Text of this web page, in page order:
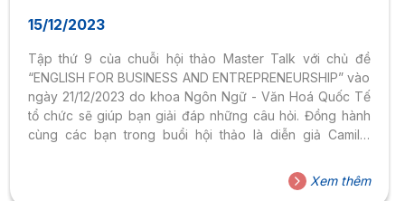
15/12/2023
Tập thứ 9 của chuỗi hội thảo Master Talk với chủ đề
“ENGLISH FOR BUSINESS AND ENTREPRENEURSHIP” vào
ngày 21/12/2023 do khoa Ngôn Ngữ - Văn Hoá Quốc Tế
tổ chức sẽ giúp bạn giải đáp những câu hỏi. Đồng hành
cùng các bạn trong buổi hội thảo là diễn giả Camille
Tiếng Anh Khu vực (RELO) - Tổng Lãnh sự quán Hoa Kỳ
và bạn MC Nguyễn Vũ Chinh (SV ngành Ngôn Ngữ Anh
Xem thêm